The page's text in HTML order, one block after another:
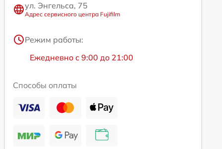
ул. Энгельса, 75
Адрес сервисного центра Fujifilm
Режим работы:
Ежедневно с 9:00 до 21:00
Способы оплаты